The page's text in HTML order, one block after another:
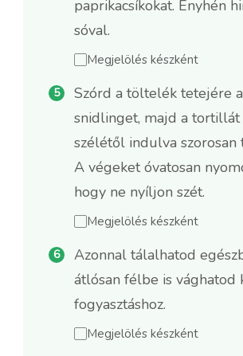
paprikacsíkokat. Enyhén
sóval.
Megjelölés készként
Szórd a töltelék tetejére
snidlinget, majd a tortillát
szélétől indulva szorosan
A végeket óvatosan
hogy ne nyíljon szét.
Megjelölés készként
Azonnal tálalhatod
átlósan félbe is vághatod
fogyasztáshoz.
Megjelölés készként